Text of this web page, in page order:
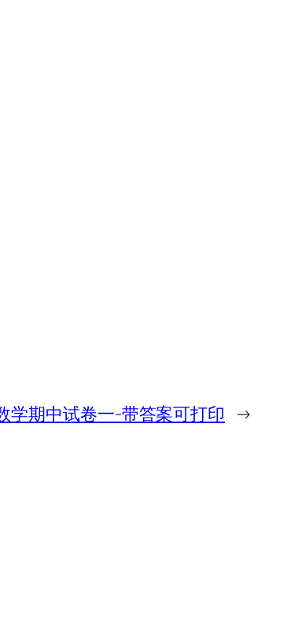
学期中试卷一-带答案可打印 →